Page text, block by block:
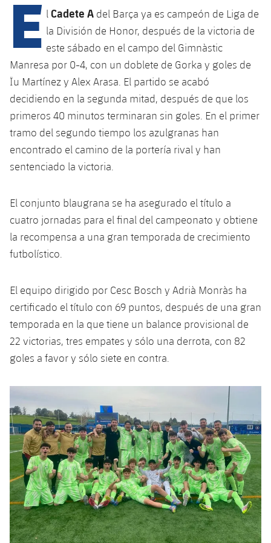
plusicon
más
Instalaciones
Spotify Camp Nou
Palau Blaugrana
Estadi Johan Cruyff
Barça Cafe
Ciutat Esportiva
plusicon
más
Servicios
Accesibilidad
plusicon
más
Instalaciones
SUB12
SUB11 A
SUB11 B
SUB10 A
SUB9 A
SUB9 B
SUB8 B
SUB13 B
SUB11 C
Entradas
Gameday Shows
Resultados
Clasificación
Jugadores
Historia
Palmarés
Barça Atlètic
Junior
Cadete A
Cadete B
Infantil A
Mini
PLUSICON
MÁS
Primer Equipo
plusicon
más
Actualidad
Calendario
Entradas
Clasificaciones
Jugadores
Historia
Palmarés
Barça Atlètic
Actualidad
Calendario
Clasificaciones
Jugadores
Fotos
Base
plusicon
Actualidad
Juvenil
Cadete B
Infantil A
Infantil B
Primer equipo
plusicon
más
Actualidad
Entradas
Resultados
Clasificaciones
Jugadors
Fotos
Palmarés
Historia
Barça Atlètic
plusicon
más
Calendario
Resultados
Jugadores
Clasificaciones
Actualidad
Cadete
Alevín
Campus Verano
PLUSICON
MÁS
Primer equipo
Calendario
Entradas
Resultados
Clasificaciones
Actualidad
Calendario
Resultados
Jugadores
Base
plusicon
más
Actualidad
Barça C
Junior
Campus Verano
PLUSICON
MÁS
Información general
plusicon
más
E l Cadete A del Barça ya es campeón de Liga de
la División de Honor, después de la victoria de
este sábado en el campo del Gimnàstic
Manresa por 0-4, con un doblete de Gorka y goles de
Ïu Martínez y Alex Arasa. El partido se acabó
decidiendo en la segunda mitad, después de que los
primeros 40 minutos terminaran sin goles. En el primer
tramo del segundo tiempo los azulgranas han
encontrado el camino de la portería rival y han
sentenciado la victoria.
El conjunto blaugrana se ha asegurado el título a
cuatro jornadas para el final del campeonato y obtiene
la recompensa a una gran temporada de crecimiento
futbolístico.
El equipo dirigido por Cesc Bosch y Adrià Monràs ha
certificado el título con 69 puntos, después de una gran
temporada en la que tiene un balance provisional de
22 victorias, tres empates y sólo una derrota, con 82
goles a favor y sólo siete en contra.